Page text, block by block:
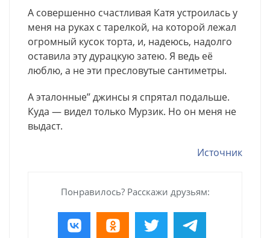
А совершенно счастливая Катя устроилась у
меня на руках с тарелкой, на которой лежал
огромный кусок торта, и, надеюсь, надолго
оставила эту дурацкую затею. Я ведь её
люблю, а не эти пресловутые сантиметры.
А эталонные’’ джинсы я спрятал подальше.
Куда — видел только Мурзик. Но он меня не
выдаст.
Источник
Понравилось? Расскажи друзьям: